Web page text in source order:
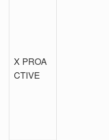
X PROA
CTIVE